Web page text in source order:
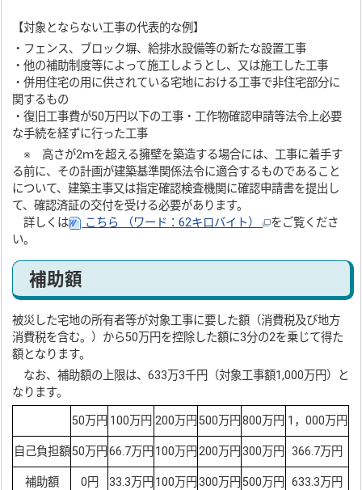
【対象とならない工事の代表的な例】
・フェンス、ブロック塀、給排水設備等の新たな設置工事
・他の補助制度等によって施工しようとし、又は施工した工事
・併用住宅の用に供されている宅地における工事で非住宅部分に
関するもの
・復旧工事費が50万円以下の工事・工作物確認申請等法令上必要
な手続を経ずに行った工事
※ 高さが2ｍを超える擁壁を築造する場合には、工事に着手す
る前に、その計画が建築基準関係法令に適合するものであること
について、建築主事又は指定確認検査機関に確認申請書を提出し
て、確認済証の交付を受ける必要があります。
詳しくは
こちら （ワード：62キロバイト）
をご覧くださ
い。
補助額
被災した宅地の所有者等が対象工事に要した額（消費税及び地方
消費税を含む。）から50万円を控除した額に3分の2を乗じて得た
額となります。
なお、補助額の上限は、633万3千円（対象工事額1,000万円）と
なります。
50万円 100万円 200万円 500万円 800万円 1，000万円
自己負担額50万円 66.7万円 100万円 200万円 300万円 366.7万円
補助額 0円 33.3万円 100万円 300万円 500万円 633.3万円